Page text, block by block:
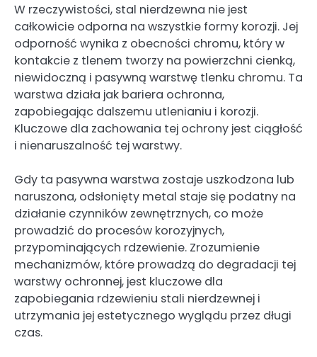
W rzeczywistości, stal nierdzewna nie jest
całkowicie odporna na wszystkie formy korozji. Jej
odporność wynika z obecności chromu, który w
kontakcie z tlenem tworzy na powierzchni cienką,
niewidoczną i pasywną warstwę tlenku chromu. Ta
warstwa działa jak bariera ochronna,
zapobiegając dalszemu utlenianiu i korozji.
Kluczowe dla zachowania tej ochrony jest ciągłość
i nienaruszalność tej warstwy.
Gdy ta pasywna warstwa zostaje uszkodzona lub
naruszona, odsłonięty metal staje się podatny na
działanie czynników zewnętrznych, co może
prowadzić do procesów korozyjnych,
przypominających rdzewienie. Zrozumienie
mechanizmów, które prowadzą do degradacji tej
warstwy ochronnej, jest kluczowe dla
zapobiegania rdzewieniu stali nierdzewnej i
utrzymania jej estetycznego wyglądu przez długi
czas.